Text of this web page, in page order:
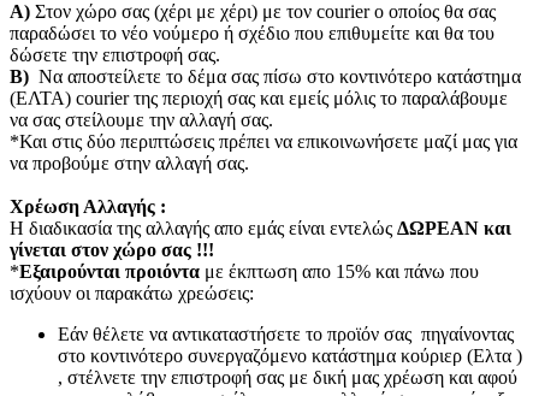
Α) Στον χώρο σας (χέρι με χέρι) με τον courier o οποίος θα σας
παραδώσει το νέο νούμερο ή σχέδιο που επιθυμείτε και θα του
δώσετε την επιστροφή σας.
Β) Να αποστείλετε το δέμα σας πίσω στο κοντινότερο κατάστημα
(ΕΛΤΑ) courier της περιοχή σας και εμείς μόλις το παραλάβουμε
να σας στείλουμε την αλλαγή σας.
*Και στις δύο περιπτώσεις πρέπει να επικοινωνήσετε μαζί μας για
να προβούμε στην αλλαγή σας.
Χρέωση Αλλαγής :
Η διαδικασία της αλλαγής απο εμάς είναι εντελώς ΔΩΡΕΑΝ και
γίνεται στον χώρο σας !!!
*Εξαιρούνται προιόντα με έκπτωση απο 15% και πάνω που
ισχύουν οι παρακάτω χρεώσεις:
Εάν θέλετε να αντικαταστήσετε το προϊόν σας πηγαίνοντας
στο κοντινότερο συνεργαζόμενο κατάστημα κούριερ (Ελτα )
, στέλνετε την επιστροφή σας με δική μας χρέωση και αφού